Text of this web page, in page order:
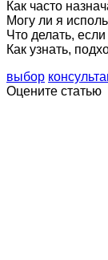
Как часто
Могу ли я
Что делать,
Как узнать,
выбор
Оцените статью